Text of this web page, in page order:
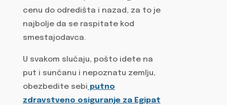
cenu do odredišta i nazad, za to je
najbolje da se raspitate kod
smestajodavca.
U svakom slučaju, pošto idete na
put i sunčanu i nepoznatu zemlju,
obezbedite sebi putno
zdravstveno osiguranje za Egipat